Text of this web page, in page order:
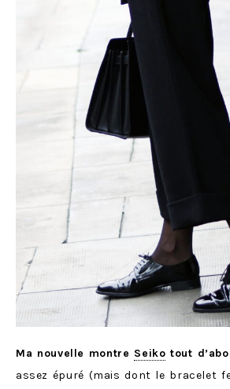
Ma nouvelle montre Seiko tout
assez épuré (mais dont le bracelet